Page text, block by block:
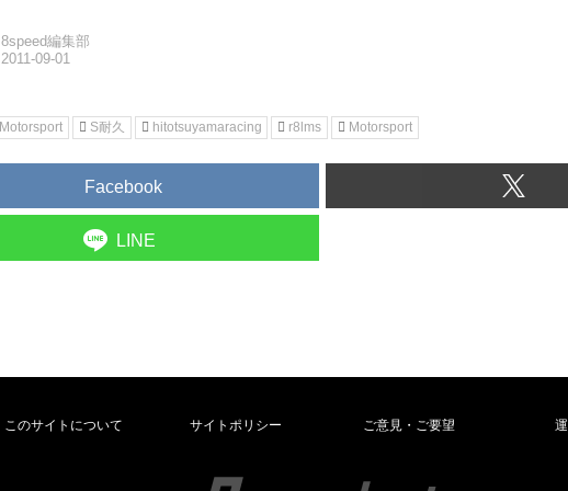
8speed編集部
Motorsport S耐久 hitotsuyamaracing r8lms Motorsport
Facebook
LINE
このサイトについて サイトポリシー ご意見・ご要望